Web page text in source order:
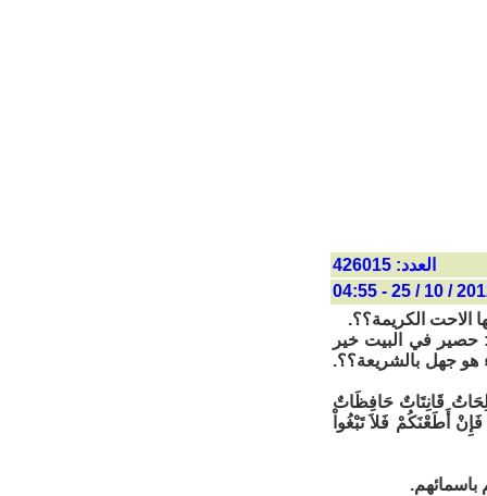
العدد: 426015
2012 / 10 / 25
الاحت الكريمة؟؟.
حصير في البيت خير
هو جهل بالشريعة؟؟.
قَانِتَاتٌ حَافِظَاتٌ
أَطَعْنَكُمْ فَلاَ تَبْغُواْ
باسمائهم.